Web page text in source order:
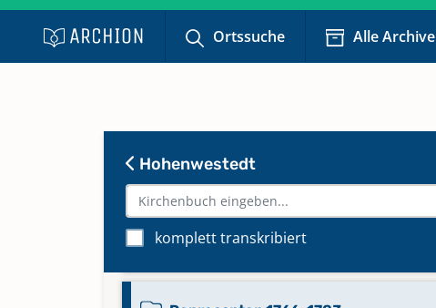
Ortssuche Alle Archive
Hohenwestedt
komplett transkribiert
Bestattungen 1969-1986
Deprecanten 1738-1765